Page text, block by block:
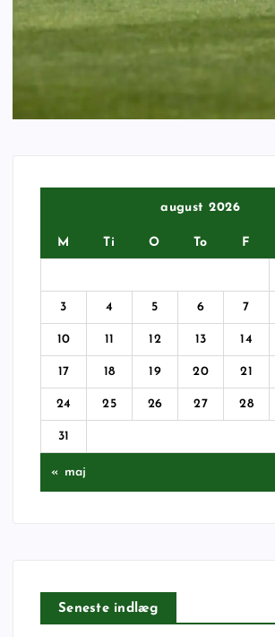
august 2026
M Ti O To F
3 4 5 6 7
10 11 12 13 14
17 18 19 20 21
24 25 26 27 28
31
« maj
Seneste indlæg